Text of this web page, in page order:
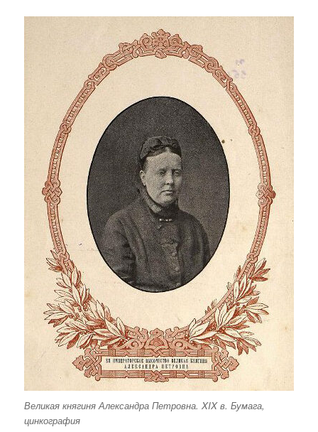
Великая княгиня Александра Петровна. XIX в. Бумага,
цинкография